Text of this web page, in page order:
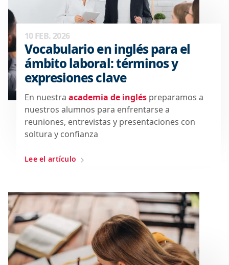
10 FEB. 2026
Vocabulario en inglés para el
ámbito laboral: términos y
expresiones clave
En nuestra academia de inglés preparamos a
nuestros alumnos para enfrentarse a
reuniones, entrevistas y presentaciones con
soltura y confianza
Lee el artículo